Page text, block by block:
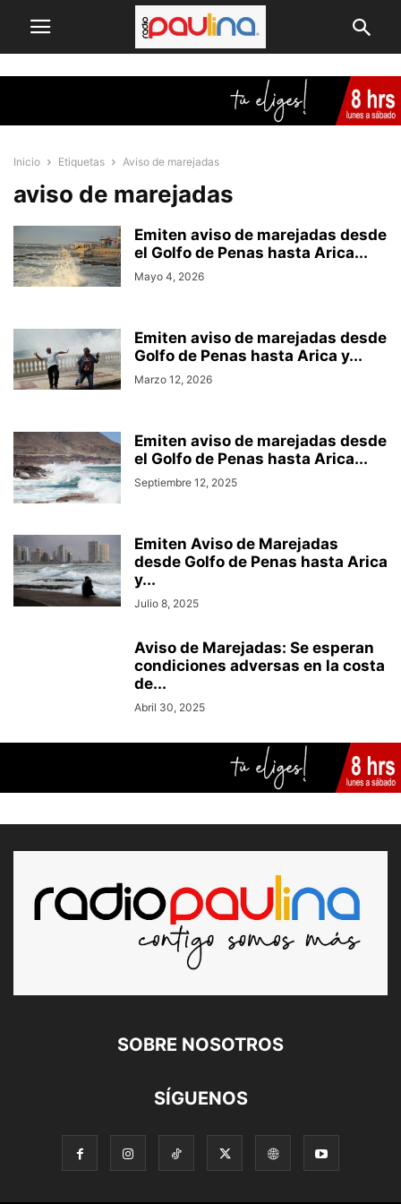
Inicio Etiquetas Aviso de marejadas
aviso de marejadas
Emiten aviso de marejadas desde
el Golfo de Penas hasta Arica...
Mayo 4, 2026
Emiten aviso de marejadas desde
Golfo de Penas hasta Arica y...
Marzo 12, 2026
Emiten aviso de marejadas desde
el Golfo de Penas hasta Arica...
Septiembre 12, 2025
Emiten Aviso de Marejadas
desde Golfo de Penas hasta Arica
y...
Julio 8, 2025
Aviso de Marejadas: Se esperan
condiciones adversas en la costa
de...
Abril 30, 2025
SOBRE NOSOTROS
SÍGUENOS